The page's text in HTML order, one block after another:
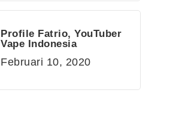
Profile Fatrio, YouTuber
Vape Indonesia
Februari 10, 2020